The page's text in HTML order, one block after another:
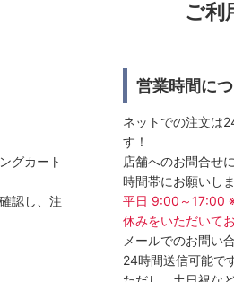
ご利
グカート
認し、注
営業時間に
ネットでの注文は
す！
店舗へのお問合せ
時間帯にお願いしま
平日 9:00～17:00
休みをいただいてお
メールでのお問い
24時間送信可能です